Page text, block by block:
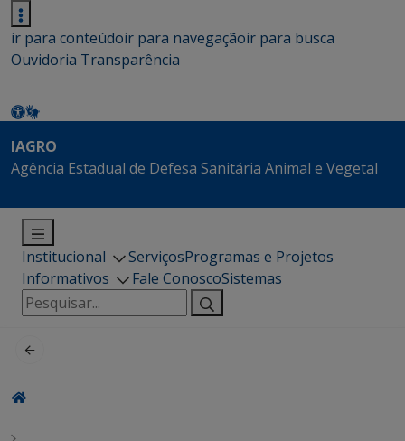
ir para conteúdoir para navegaçãoir para busca
Ouvidoria Transparência
IAGRO
Agência Estadual de Defesa Sanitária Animal e Vegetal
Institucional ServiçosProgramas e Projetos
Informativos
Fale ConoscoSistemas
Pesquisar
por: